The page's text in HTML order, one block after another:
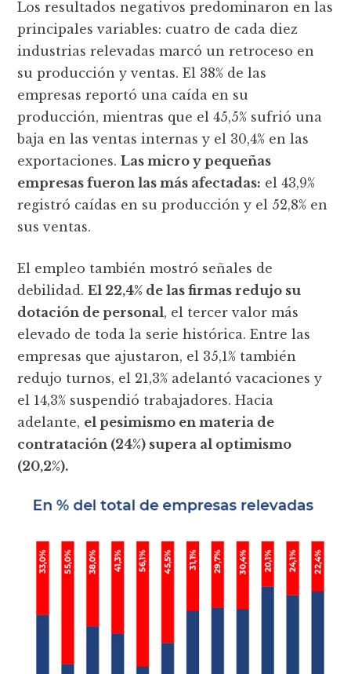
Los resultados negativos predominaron en las
principales variables: cuatro de cada diez
industrias relevadas marcó un retroceso en
su producción y ventas. El 38% de las
empresas reportó una caída en su
producción, mientras que el 45,5% sufrió una
baja en las ventas internas y el 30,4% en las
exportaciones.Las micro y pequeñas
empresas fueron las más afectadas: el 43,9%
registró caídas en su producción y el 52,8% en
sus ventas.
El empleo también mostró señales de
debilidad.El 22,4% de las firmas redujo su
dotación de personal, el tercer valor más
elevado de toda la serie histórica. Entre las
empresas que ajustaron, el 35,1% también
redujo turnos, el 21,3% adelantó vacaciones y
el 14,3% suspendió trabajadores. Hacia
adelante, el pesimismo en materia de
contratación (24%) supera al optimismo
(20,2%).